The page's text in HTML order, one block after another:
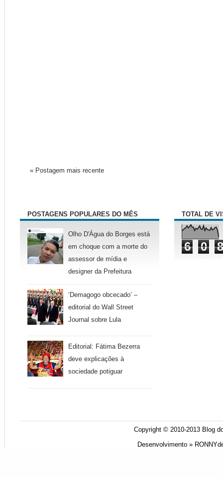
« Postagem mais recente
POSTAGENS POPULARES DO MÊS
Olho D'Água do Borges está
em choque com a morte do
assessor de mídia e
designer da Prefeitura
‘Demagogo obcecado’ –
editorial do Wall Street
Journal sobre Lula
Editorial: Fátima Bezerra
deve explicações à
sociedade potiguar
TOTAL DE
6 0 8
Copyright © 2010-2013 Blog
Desenvolvimento »